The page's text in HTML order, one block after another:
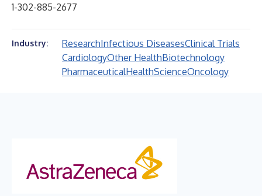
1-302-885-2677
Industry: ResearchInfectious DiseasesClinical Trials
CardiologyOther HealthBiotechnology
PharmaceuticalHealthScienceOncology